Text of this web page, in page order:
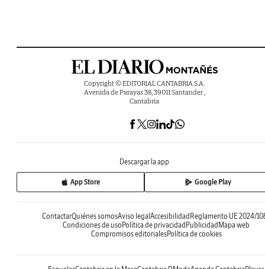
Copyright © EDITORIAL CANTABRIA S.A.
Avenida de Parayas 38, 39011 Santander ,
Cantabria
Descargar la app
App Store Google Play
ContactarQuiénes somosAviso legalAccesibilidadReglamento UE 2024/
Condiciones de usoPolítica de privacidadPublicidadMapa web
Compromisos editorialesPolítica de cookies